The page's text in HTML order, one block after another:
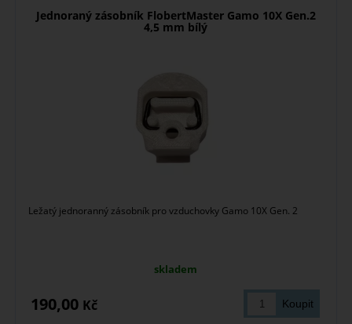
Jednoraný zásobník FlobertMaster Gamo 10X Gen.2
4,5 mm bílý
Ležatý jednoranný zásobník pro vzduchovky Gamo 10X Gen. 2
skladem
190,00 Kč